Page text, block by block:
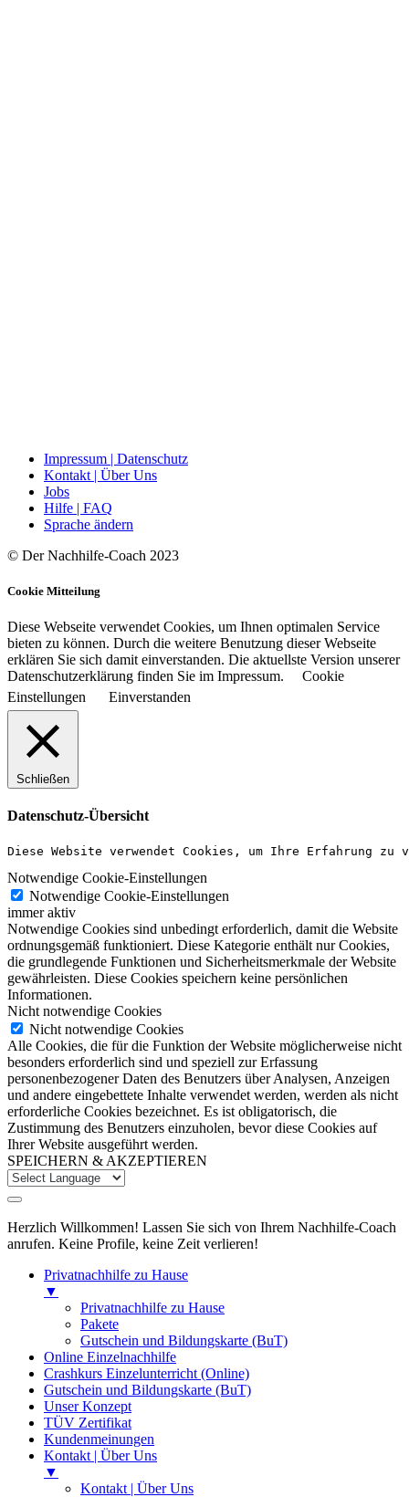
Impressum | Datenschutz
Kontakt | Über Uns
Jobs
Hilfe | FAQ
Sprache ändern
© Der Nachhilfe-Coach 2023
Cookie Mitteilung
Diese Webseite verwendet Cookies, um Ihnen optimalen Service
bieten zu können. Durch die weitere Benutzung dieser Webseite
erklären Sie sich damit einverstanden. Die aktuellste Version unserer
Datenschutzerklärung finden Sie im Impressum.
Cookie
Einstellungen
Einverstanden
Schließen
Datenschutz-Übersicht
Diese Website verwendet Cookies, um Ihre Erfahrung
Notwendige Cookie-Einstellungen
Notwendige Cookie-Einstellungen
immer aktiv
Notwendige Cookies sind unbedingt erforderlich, damit die Website
ordnungsgemäß funktioniert. Diese Kategorie enthält nur Cookies,
die grundlegende Funktionen und Sicherheitsmerkmale der Website
gewährleisten. Diese Cookies speichern keine persönlichen
Informationen.
Nicht notwendige Cookies
Nicht notwendige Cookies
Alle Cookies, die für die Funktion der Website möglicherweise nicht
besonders erforderlich sind und speziell zur Erfassung
personenbezogener Daten des Benutzers über Analysen, Anzeigen
und andere eingebettete Inhalte verwendet werden, werden als nicht
erforderliche Cookies bezeichnet. Es ist obligatorisch, die
Zustimmung des Benutzers einzuholen, bevor diese Cookies auf
Ihrer Website ausgeführt werden.
SPEICHERN & AKZEPTIEREN
Herzlich Willkommen! Lassen Sie sich von Ihrem Nachhilfe-Coach
anrufen. Keine Profile, keine Zeit verlieren!
Privatnachhilfe zu Hause
▼
Privatnachhilfe zu Hause
Pakete
Gutschein und Bildungskarte (BuT)
Online Einzelnachhilfe
Crashkurs Einzelunterricht (Online)
Gutschein und Bildungskarte (BuT)
Unser Konzept
TÜV Zertifikat
Kundenmeinungen
Kontakt | Über Uns
▼
Kontakt | Über Uns